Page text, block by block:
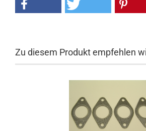
Zu diesem Produkt empfehlen